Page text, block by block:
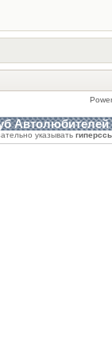
Автолюбителей
указывать